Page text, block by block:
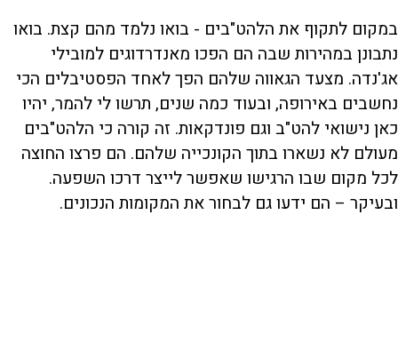
במקום לתקוף את הלהט"בים - בואו נלמד מהם קצת. בואו
נתבונן במהירות שבה הם הפכו מאנדרדוגים למובילי
אג'נדה. מצעד הגאווה שלהם הפך לאחד הפסטיבלים הכי
נחשבים באירופה, ובעוד כמה שנים, תרשו לי להמר, יהיו
כאן נישואי להט"ב וגם פונדקאות. זה קורה כי הלהט"בים
מעולם לא נשארו בתוך הקונכייה שלהם. הם פרצו החוצה
לכל מקום שבו הרגישו שאפשר לייצר דרכו השפעה.
ובעיקר – הם ידעו גם לבחור את המקומות הנכונים.